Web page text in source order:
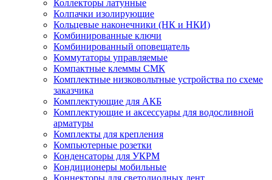
Коллекторы латунные
Колпачки изолирующие
Кольцевые наконечники (НК и НКИ)
Комбинированные ключи
Комбинированный оповещатель
Коммутаторы управляемые
Компактные клеммы СМК
Комплектные низковольтные устройства по схеме
заказчика
Комплектующие для АКБ
Комплектующие и аксессуары для водосливной
арматуры
Комплекты для крепления
Компьютерные розетки
Конденсаторы для УКРМ
Кондиционеры мобильные
Коннекторы для светодиодных лент